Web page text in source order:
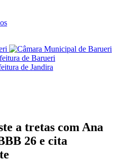
a tretas com Ana
26 e cita